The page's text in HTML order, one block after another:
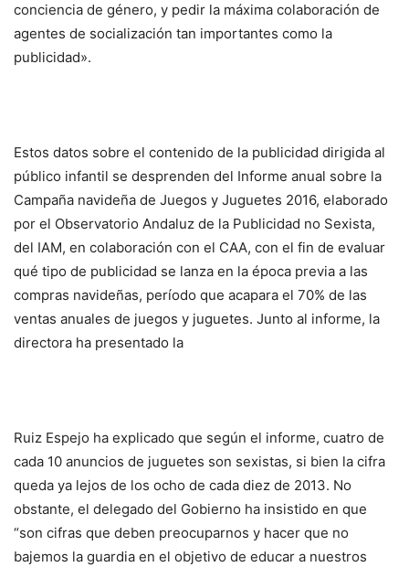
conciencia de género, y pedir la máxima colaboración de
agentes de socialización tan importantes como la
publicidad».
Estos datos sobre el contenido de la publicidad dirigida al
público infantil se desprenden del Informe anual sobre la
Campaña navideña de Juegos y Juguetes 2016, elaborado
por el Observatorio Andaluz de la Publicidad no Sexista,
del IAM, en colaboración con el CAA, con el fin de evaluar
qué tipo de publicidad se lanza en la época previa a las
compras navideñas, período que acapara el 70% de las
ventas anuales de juegos y juguetes. Junto al informe, la
directora ha presentado la
Ruiz Espejo ha explicado que según el informe, cuatro de
cada 10 anuncios de juguetes son sexistas, si bien la cifra
queda ya lejos de los ocho de cada diez de 2013. No
obstante, el delegado del Gobierno ha insistido en que
“son cifras que deben preocuparnos y hacer que no
bajemos la guardia en el objetivo de educar a nuestros